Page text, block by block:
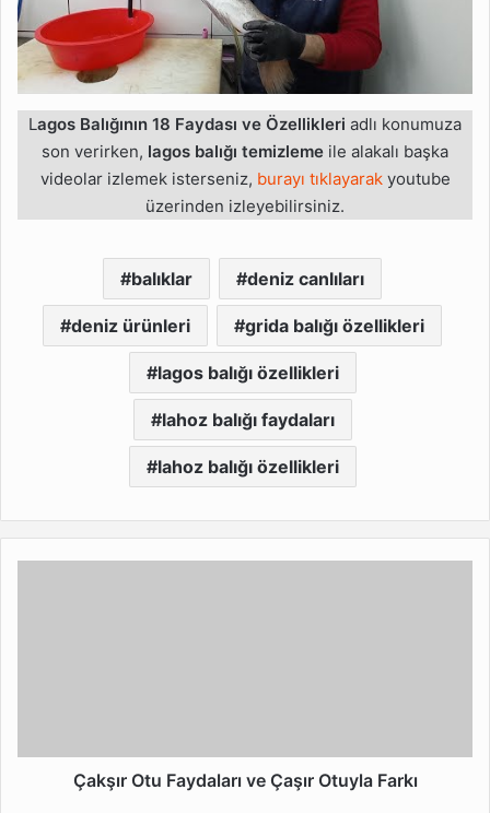
Lagos Balığının 18 Faydası ve Özellikleri adlı konumuza
son verirken, lagos balığı temizleme ile alakalı başka
videolar izlemek isterseniz, burayı tıklayarakyoutube
üzerinden izleyebilirsiniz.
balıklar deniz canlıları
deniz ürünleri grida balığı özellikleri
lagos balığı özellikleri
lahoz balığı faydaları
lahoz balığı özellikleri
Çakşır Otu Faydaları ve Çaşır Otuyla Farkı